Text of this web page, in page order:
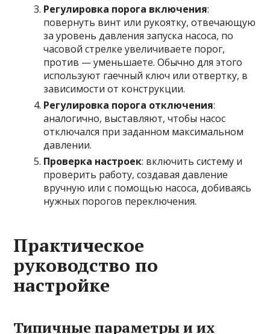
Регулировка порога включения:
повернуть винт или рукоятку, отвечающую
за уровень давления запуска насоса, по
часовой стрелке увеличиваете порог,
против — уменьшаете. Обычно для этого
используют гаечный ключ или отвертку, в
зависимости от конструкции.
Регулировка порога отключения:
аналогично, выставляют, чтобы насос
отключался при заданном максимальном
давлении.
Проверка настроек: включить систему и
проверить работу, создавая давление
вручную или с помощью насоса, добиваясь
нужных порогов переключения.
Практическое
руководство по
настройке
Типичные параметры и их